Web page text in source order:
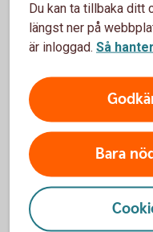
För att se detta
och statistik.
Inställningar
Du kan ta tillbaka ditt
längst ner på
är inloggad. Så
Bara